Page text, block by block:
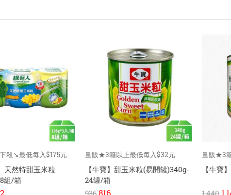
殺↘️最低每入$175元
天然特甜玉米粒
組/箱
量販★3箱以上最低每入$32元
【牛寶】甜玉米粒(易開罐)340g-
24罐/箱
量販★3
【牛寶